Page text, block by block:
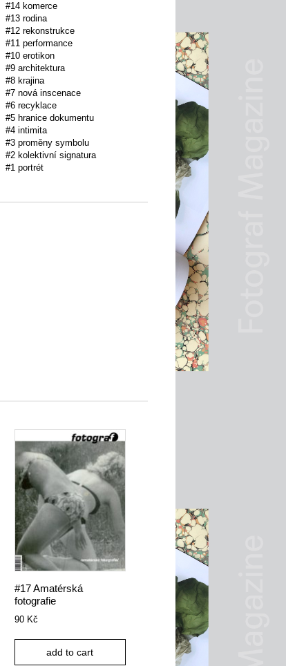
#14 komerce
#13 rodina
#12 rekonstrukce
#11 performance
#10 erotikon
#9 architektura
#8 krajina
#7 nová inscenace
#6 recyklace
#5 hranice dokumentu
#4 intimita
#3 proměny symbolu
#2 kolektivní signatura
#1 portrét
#17 Amatérská
fotografie
90 Kč
add to cart